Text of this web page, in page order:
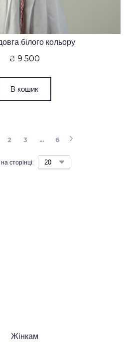
білого кольору
₴ 9 500
В кошик
сторінці:
2 3 ... 6
Жінкам